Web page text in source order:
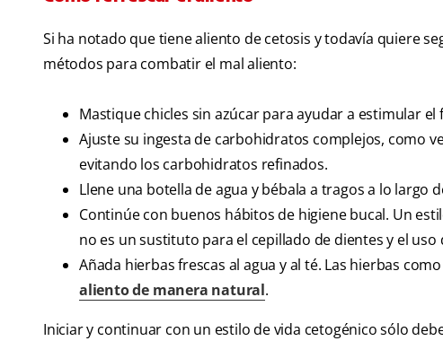
Si ha notado que tiene aliento de cetosis y todavía quiere
métodos para combatir el mal aliento:
Mastique chicles sin azúcar para ayudar a estimular
Ajuste su ingesta de carbohidratos complejos, como
evitando los carbohidratos refinados.
Llene una botella de agua y bébala a tragos a lo largo
Continúe con buenos hábitos de higiene bucal. Un
no es un sustituto para el cepillado de dientes y el
Añada hierbas frescas al agua y al té. Las hierbas
aliento de manera natural.
Iniciar y continuar con un estilo de vida cetogénico sólo